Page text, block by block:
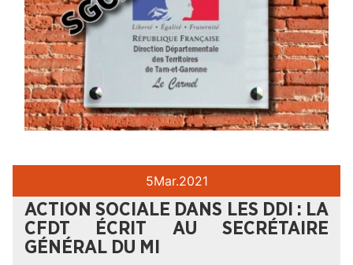
5Mar.2021
ACTION SOCIALE DANS LES DDI : LA
CFDT ÉCRIT AU SECRÉTAIRE
GÉNÉRAL DU MI